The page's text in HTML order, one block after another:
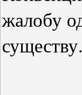
жалобу
существу.